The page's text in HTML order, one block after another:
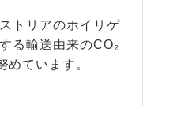
トリアのホイリゲ
る輸送由来のCO₂
ています。